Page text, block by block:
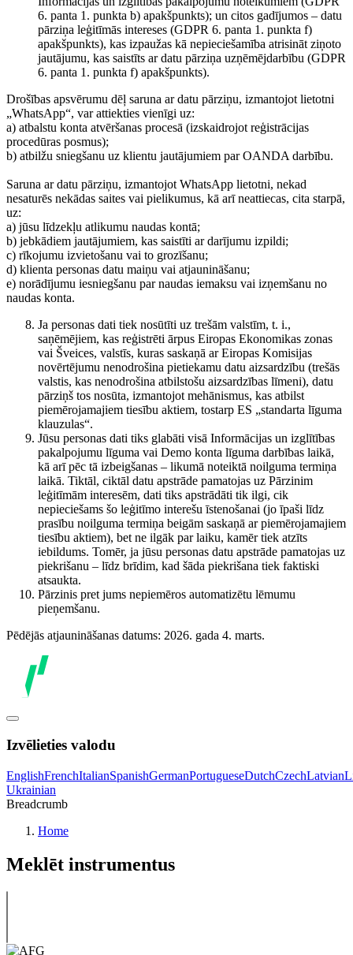
6. panta 1. punkta b) apakšpunkts); un citos gadījumos – datu
pārziņa leģitīmās intereses (GDPR 6. panta 1. punkta f)
apakšpunkts), kas izpaužas kā nepieciešamība atrisināt ziņoto
jautājumu, kas saistīts ar datu pārziņa uzņēmējdarbību (GDPR
6. panta 1. punkta f) apakšpunkts).
Drošības apsvērumu dēļ saruna ar datu pārziņu, izmantojot lietotni
„WhatsApp“, var attiekties vienīgi uz:
a) atbalstu konta atvēršanas procesā (izskaidrojot reģistrācijas
procedūras posmus);
b) atbilžu sniegšanu uz klientu jautājumiem par OANDA darbību.
Saruna ar datu pārziņu, izmantojot WhatsApp lietotni, nekad
nesaturēs nekādas saites vai pielikumus, kā arī neattiecas, cita starpā,
uz:
a) jūsu līdzekļu atlikumu naudas kontā;
b) jebkādiem jautājumiem, kas saistīti ar darījumu izpildi;
c) rīkojumu izvietošanu vai to grozīšanu;
d) klienta personas datu maiņu vai atjaunināšanu;
e) norādījumu iesniegšanu par naudas iemaksu vai izņemšanu no
naudas konta.
Ja personas dati tiek nosūtīti uz trešām valstīm, t. i.,
saņēmējiem, kas reģistrēti ārpus Eiropas Ekonomikas zonas
vai Šveices, valstīs, kuras saskaņā ar Eiropas Komisijas
novērtējumu nenodrošina pietiekamu datu aizsardzību (trešās
valstis, kas nenodrošina atbilstošu aizsardzības līmeni), datu
pārziņš tos nosūta, izmantojot mehānismus, kas atbilst
piemērojamajiem tiesību aktiem, tostarp ES „standarta līguma
klauzulas“.
Jūsu personas dati tiks glabāti visā Informācijas un izglītības
pakalpojumu līguma vai Demo konta līguma darbības laikā,
kā arī pēc tā izbeigšanas – likumā noteiktā noilguma termiņa
laikā. Tiktāl, ciktāl datu apstrāde pamatojas uz Pārzinim
leģitīmām interesēm, dati tiks apstrādāti tik ilgi, cik
nepieciešams šo leģitīmo interešu īstenošanai (jo īpaši līdz
prasību noilguma termiņa beigām saskaņā ar piemērojamajiem
tiesību aktiem), bet ne ilgāk par laiku, kamēr tiek atzīts
iebildums. Tomēr, ja jūsu personas datu apstrāde pamatojas uz
piekrišanu – līdz brīdim, kad šāda piekrišana tiek faktiski
atsaukta.
Pārzinis pret jums nepiemēros automatizētu lēmumu
pieņemšanu.
Pēdējās atjaunināšanas datums: 2026. gada 4. marts.
Izvēlieties valodu
EnglishFrenchItalianSpanishGermanPortugueseDutchCzechLatvian
Ukrainian
Breadcrumb
Home
Meklēt instrumentus